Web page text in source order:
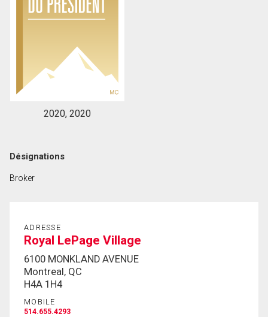
2020, 2020
Désignations
Broker
ADRESSE
Royal LePage Village
6100 MONKLAND AVENUE
Montreal, QC
H4A 1H4
MOBILE
514.655.4293